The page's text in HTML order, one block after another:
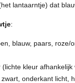
lantaarntje) dat
:
blauw, paars, roze/
kleur afhankelijk
onderkant licht,